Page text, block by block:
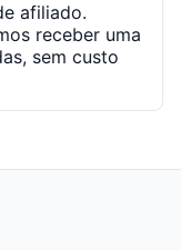
afiliado.
receber uma
sem custo